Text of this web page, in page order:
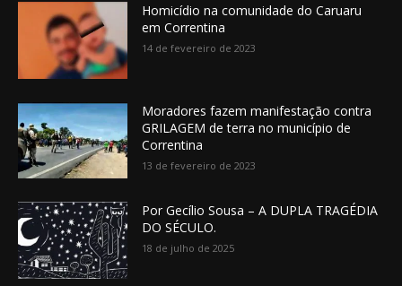
Homicídio na comunidade do Caruaru
em Correntina
14 de fevereiro de 2023
Moradores fazem manifestação contra
GRILAGEM de terra no município de
Correntina
13 de fevereiro de 2023
Por Gecílio Sousa – A DUPLA TRAGÉDIA
DO SÉCULO.
18 de julho de 2025